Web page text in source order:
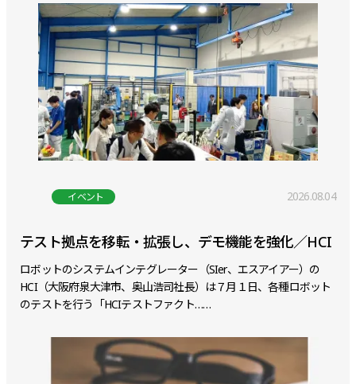
イベント 2026.08.04
テスト拠点を移転・拡張し、デモ機能を強化／HCI
ロボットのシステムインテグレーター（SIer、エスアイアー）の
HCI（大阪府泉大津市、奥山浩司社長）は７月１日、各種ロボット
のテストを行う「HCIテストファクト……